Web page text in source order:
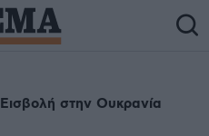
Εισβολή στην Ουκρανία